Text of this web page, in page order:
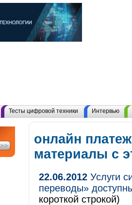
Тесты цифровой техники Интервью
онлайн
материалы с
22.06.2012 Услуги
переводы»
короткой строкой)